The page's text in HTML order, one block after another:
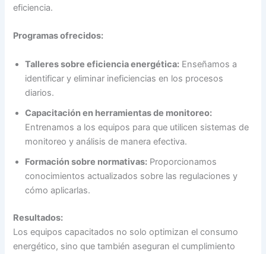
eficiencia.
Programas ofrecidos:
Talleres sobre eficiencia energética: Enseñamos a
identificar y eliminar ineficiencias en los procesos
diarios.
Capacitación en herramientas de monitoreo:
Entrenamos a los equipos para que utilicen sistemas de
monitoreo y análisis de manera efectiva.
Formación sobre normativas: Proporcionamos
conocimientos actualizados sobre las regulaciones y
cómo aplicarlas.
Resultados:
Los equipos capacitados no solo optimizan el consumo
energético, sino que también aseguran el cumplimiento